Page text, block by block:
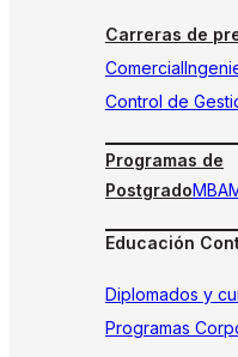
Carreras de
Comercial
Control de
Programas de
PostgradoMBA
Educación
Diplomados y
Programas